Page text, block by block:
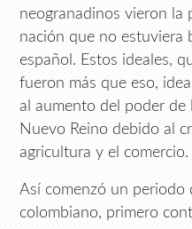
neogranadinos vieron la
nación que no estuviera
español. Estos ideales,
fueron más que eso,
al aumento del poder de
Nuevo Reino debido al
agricultura y el comercio.
Así comenzó un periodo
colombiano, primero